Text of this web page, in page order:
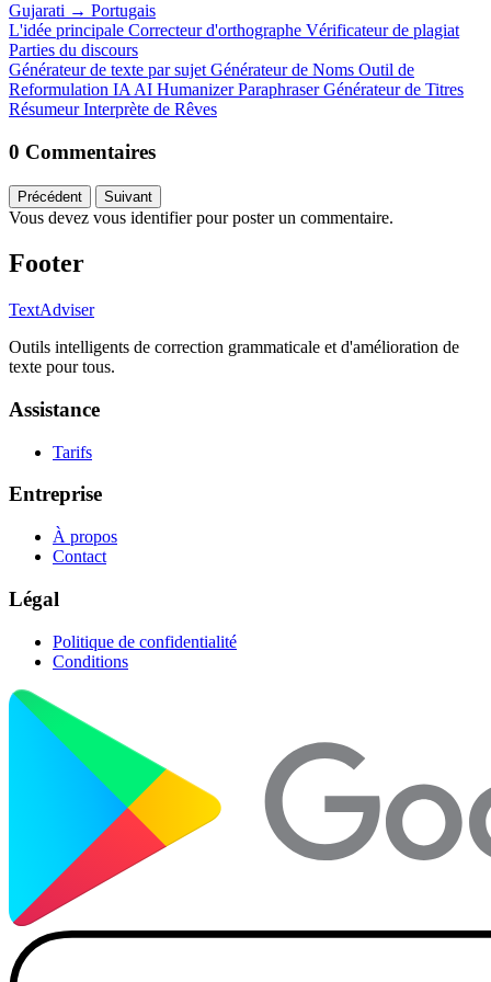
Gujarati → Portugais
L'idée principale Correcteur d'orthographe Vérificateur de plagiat
Parties du discours
Générateur de texte par sujet Générateur de Noms Outil de
Reformulation IA AI HumanizerParaphraserGénérateur de Titres
RésumeurInterprète de Rêves
0 Commentaires
Précédent Suivant
Vous devez vous identifier pour poster un commentaire.
Footer
TextAdviser
Outils intelligents de correction grammaticale et d'amélioration de
texte pour tous.
Assistance
Tarifs
Entreprise
À propos
Contact
Légal
Politique de confidentialité
Conditions